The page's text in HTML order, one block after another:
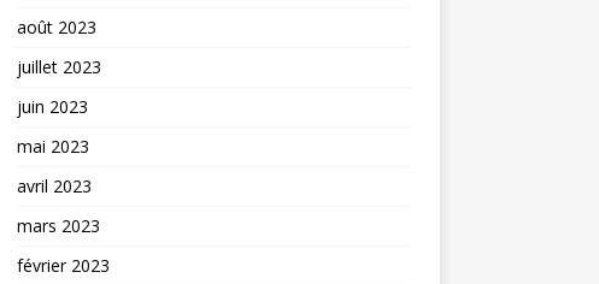
août 2023
juillet 2023
juin 2023
mai 2023
avril 2023
mars 2023
février 2023